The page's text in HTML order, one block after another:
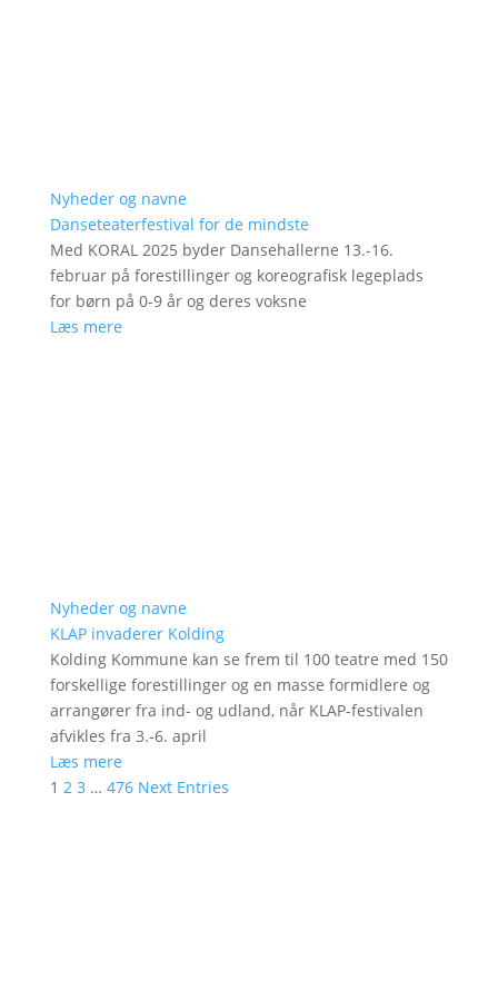
Nyheder og navne
Danseteaterfestival for de mindste
Med KORAL 2025 byder Dansehallerne 13.-16.
februar på forestillinger og koreografisk legeplads
for børn på 0-9 år og deres voksne
Læs mere
Nyheder og navne
KLAP invaderer Kolding
Kolding Kommune kan se frem til 100 teatre med 150
forskellige forestillinger og en masse formidlere og
arrangører fra ind- og udland, når KLAP-festivalen
afvikles fra 3.-6. april
Læs mere
1 2 3 … 476 Next Entries